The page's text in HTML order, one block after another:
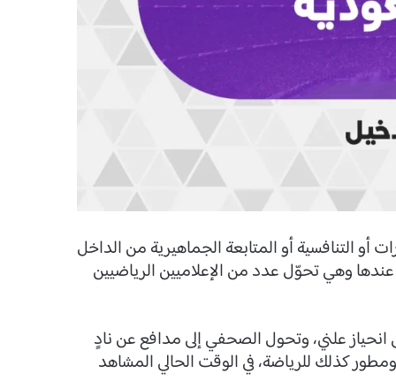
التنافسية أو المتابعة الجماهيرية من الداخل
وهي تحوّل عدد من الإعلاميين الرياضيين
علني، وتحول الصحفي إلى مدافع عن نادٍ
كذلك للرياضة، في الوقت الحالي المشاهد